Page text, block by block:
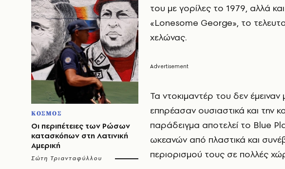
ΚΟΣΜΟΣ
Οι περιπέτειες των Ρώσων
κατασκόπων στη Λατινική
Αμερική
Σώτη Τριανταφύλλου
του με γορίλες το 1979, αλλά
«Lonesome George», το
χελώνας.
Τα ντοκιμαντέρ του δεν
επηρέασαν ουσιαστικά και την
παράδειγμα αποτελεί το Blue
ωκεανών από πλαστικά και
περιορισμού τους σε πολλές